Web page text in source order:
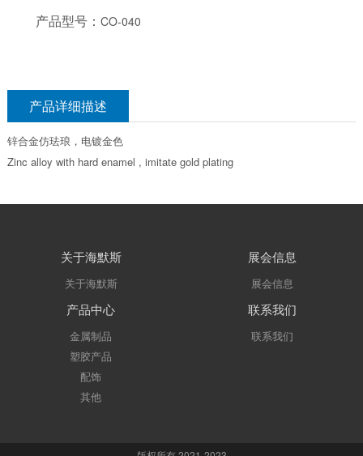
产品型号：CO-040
产品详细描述
锌合金仿珐琅，电镀金色
Zinc alloy with hard enamel , imitate gold plating
关于海默斯
关于海默斯
展会信息
展会信息
产品中心
金属制品
塑胶产品
配饰
其他
联系我们
联系我们